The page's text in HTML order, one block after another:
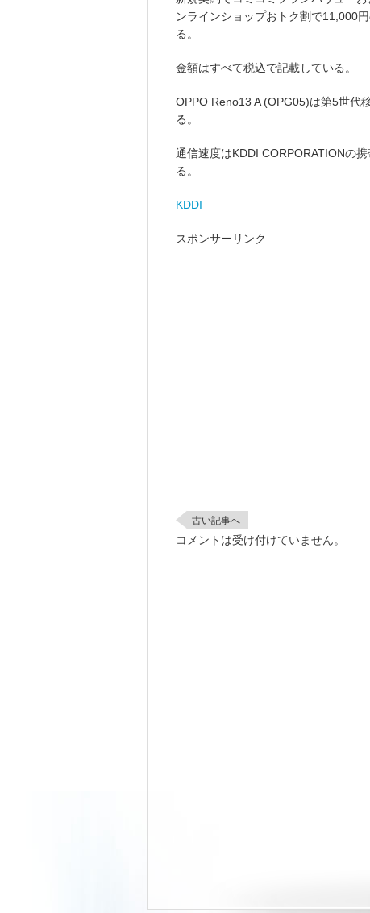
ンラインショップおトク割で11,000
る。
金額はすべて税込で記載している。
OPPO Reno13 A (OPG05)は第5世代
る。
通信速度はKDDI CORPORATIONの
る。
KDDI
スポンサーリンク
古い記事へ
コメントは受け付けていません。